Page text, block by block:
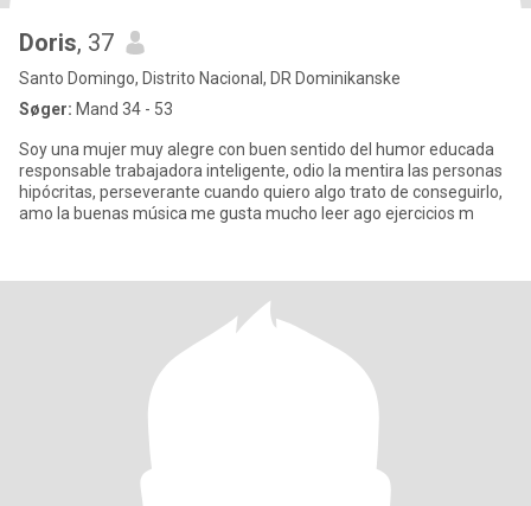
Doris, 37
Santo Domingo, Distrito Nacional, DR Dominikanske
Søger: Mand 34 - 53
Soy una mujer muy alegre con buen sentido del humor educada
responsable trabajadora inteligente, odio la mentira las personas
hipócritas, perseverante cuando quiero algo trato de conseguirlo,
amo la buenas música me gusta mucho leer ago ejercicios m